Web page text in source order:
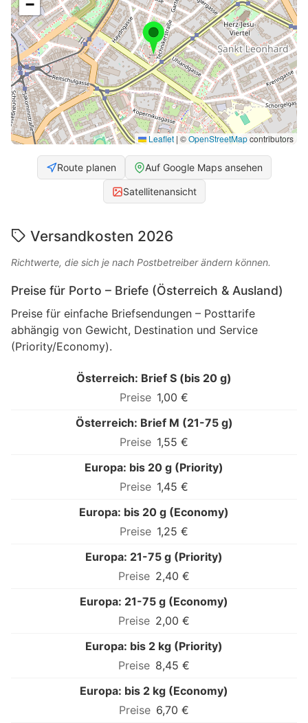
−
Leaflet | ©OpenStreetMapcontributors
Route planen Auf Google Maps ansehen
Satellitenansicht
Versandkosten 2026
Richtwerte, die sich je nach Postbetreiber ändern können.
Preise für Porto – Briefe (Österreich & Ausland)
Preise für einfache Briefsendungen – Posttarife
abhängig von Gewicht, Destination und Service
(Priority/Economy).
Österreich: Brief S (bis 20 g)
1,00 €
Österreich: Brief M (21-75 g)
1,55 €
Europa: bis 20 g (Priority)
1,45 €
Europa: bis 20 g (Economy)
1,25 €
Europa: 21-75 g (Priority)
2,40 €
Europa: 21-75 g (Economy)
2,00 €
Europa: bis 2 kg (Priority)
8,45 €
Europa: bis 2 kg (Economy)
6,70 €